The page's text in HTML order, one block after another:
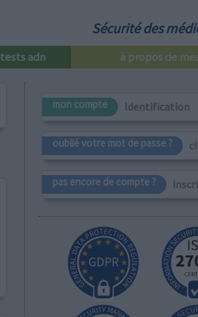
Sécurité des
tests adn à propos de
mon compte Identification
oublié votre mot de passe ?
pas encore de compte ?